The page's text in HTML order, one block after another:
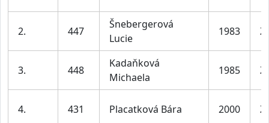
2. 447
Šnebergerová
Lucie
1983 Ž
3. 448
Kadaňková
Michaela
1985 Ž
4. 431 Placatková Bára 2000 Ž